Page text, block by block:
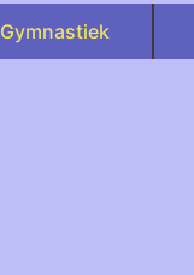
Gymnastiek